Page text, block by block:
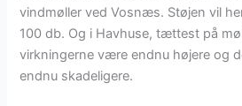
vindmøller ved Vosnæs. Støjen vil
100 db. Og i Havhuse, tættest på
virkningerne være endnu højere og
endnu skadeligere.